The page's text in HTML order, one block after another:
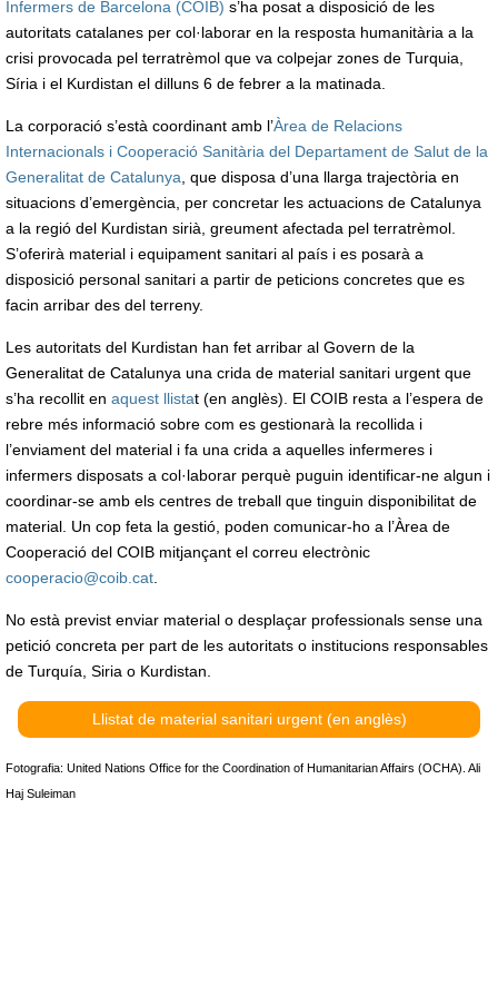
Infermers de Barcelona (COIB) s’ha posat a disposició de les
autoritats catalanes per col·laborar en la resposta humanitària a la
crisi provocada pel terratrèmol que va colpejar zones de Turquia,
Síria i el Kurdistan el dilluns 6 de febrer a la matinada.
La corporació s’està coordinant amb l’Àrea de Relacions
Internacionals i Cooperació Sanitària del Departament de Salut de la
Generalitat de Catalunya, que disposa d’una llarga trajectòria en
situacions d’emergència, per concretar les actuacions de Catalunya
a la regió del Kurdistan sirià, greument afectada pel terratrèmol.
S’oferirà material i equipament sanitari al país i es posarà a
disposició personal sanitari a partir de peticions concretes que es
facin arribar des del terreny.
Les autoritats del Kurdistan han fet arribar al Govern de la
Generalitat de Catalunya una crida de material sanitari urgent que
s’ha recollit en aquest llistat (en anglès). El COIB resta a l’espera de
rebre més informació sobre com es gestionarà la recollida i
l’enviament del material i fa una crida a aquelles infermeres i
infermers disposats a col·laborar perquè puguin identificar-ne algun i
coordinar-se amb els centres de treball que tinguin disponibilitat de
material. Un cop feta la gestió, poden comunicar-ho a l’Àrea de
Cooperació del COIB mitjançant el correu electrònic
cooperacio@coib.cat.
No està previst enviar material o desplaçar professionals sense una
petició concreta per part de les autoritats o institucions responsables
de Turquía, Siria o Kurdistan.
Llistat de material sanitari urgent (en anglès)
Fotografia: United Nations Office for the Coordination of Humanitarian Affairs (OCHA). Ali
Haj Suleiman